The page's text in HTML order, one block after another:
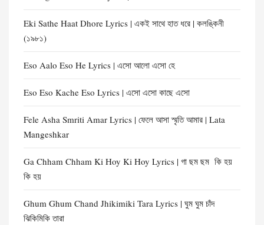
Eki Sathe Haat Dhore Lyrics | একই সাথে হাত ধরে | কলঙ্কিনী
(১৯৮১)
Eso Aalo Eso He Lyrics | এসো আলো এসো হে
Eso Eso Kache Eso Lyrics | এসো এসো কাছে এসো
Fele Asha Smriti Amar Lyrics | ফেলে আসা স্মৃতি আমার | Lata
Mangeshkar
Ga Chham Chham Ki Hoy Ki Hoy Lyrics | গা ছম ছম কি হয়
কি হয়
Ghum Ghum Chand Jhikimiki Tara Lyrics | ঘুম ঘুম চাঁদ
ঝিকিমিকি তারা